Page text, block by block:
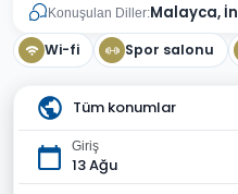
Konuşulan Diller:Malayca,
Wi-fi Spor salonu
Tüm konumlar
Giriş
13 Ağu